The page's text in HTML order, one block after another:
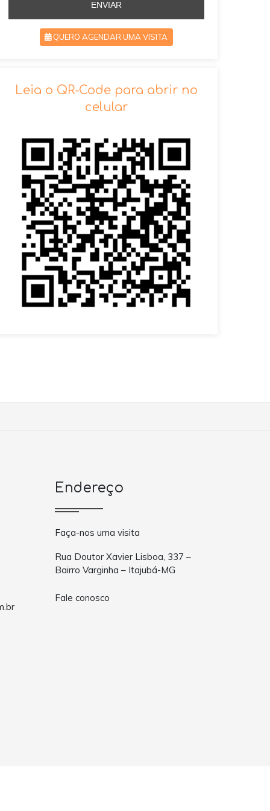
ENVIAR
QUERO AGENDAR UMA VISITA
VOLTAR
Leia o QR-Code para abrir no
celular
Endereço
Faça-nos uma visita
Rua Doutor Xavier Lisboa, 337 –
Bairro Varginha – Itajubá-MG
Fale conosco